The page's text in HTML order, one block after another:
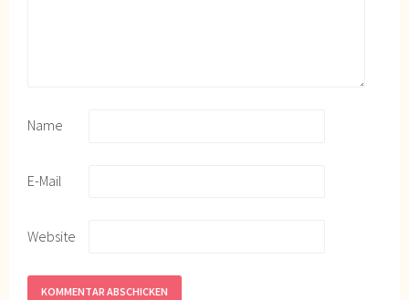
Name
E-Mail
Website